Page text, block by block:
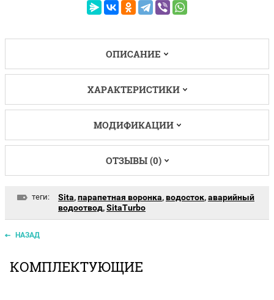
ОПИСАНИЕ
ХАРАКТЕРИСТИКИ
МОДИФИКАЦИИ
ОТЗЫВЫ (0)
теги: Sita,парапетная воронка,водосток,аварийный
водоотвод,SitaTurbo
НАЗАД
КОМПЛЕКТУЮЩИЕ